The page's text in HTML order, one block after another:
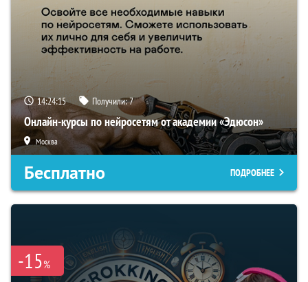
14:24:15 Получили:7
Онлайн-курсы по нейросетям от академии «Эдюсон»
Москва
Бесплатно ПОДРОБНЕЕ
-15%